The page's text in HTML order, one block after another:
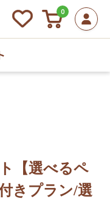
0
【選べるペ
きプラン/選